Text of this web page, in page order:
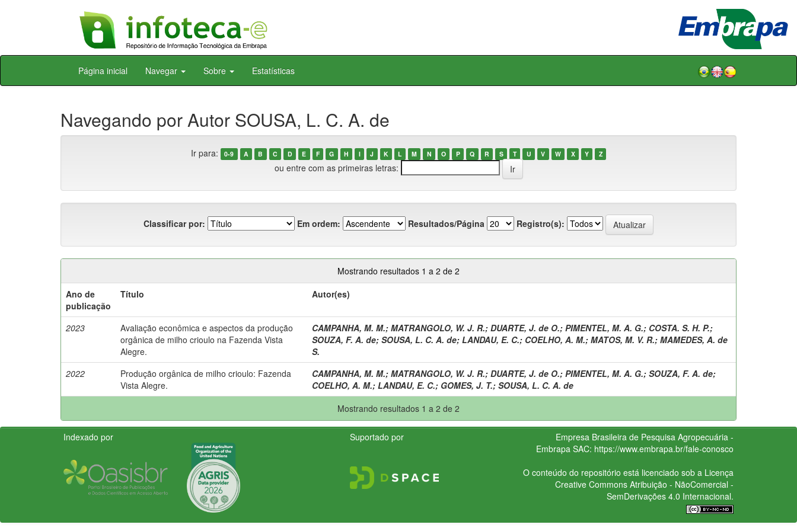
Skip
Página inicial Navegar Sobre Estatísticas
Navegando por Autor SOUSA, L. C. A. de
Ir para: 0-9 A B C D E F G H I J K L M N O P Q R S T U V W X Y Z
ou entre com as primeiras letras:
Classificar por: Em ordem: Resultados/Página Registro(s):
Mostrando resultados 1 a 2 de 2
Ano de
publicação
Título Autor(es)
2023
Avaliação econômica e aspectos da produção
orgânica de milho crioulo na Fazenda Vista
Alegre.
CAMPANHA, M. M.; MATRANGOLO, W. J. R.; DUARTE, J. de O.; PIMENTEL, M. A. G.; COSTA. S. H. P.;
SOUZA, F. A. de; SOUSA, L. C. A. de; LANDAU, E. C.; COELHO, A. M.; MATOS, M. V. R.; MAMEDES, A. de
S.
2022
Produção orgânica de milho crioulo: Fazenda
Vista Alegre.
CAMPANHA, M. M.; MATRANGOLO, W. J. R.; DUARTE, J. de O.; PIMENTEL, M. A. G.; SOUZA, F. A. de;
COELHO, A. M.; LANDAU, E. C.; GOMES, J. T.; SOUSA, L. C. A. de
Mostrando resultados 1 a 2 de 2
Indexado por Suportado por
Empresa Brasileira de Pesquisa Agropecuária -
Embrapa SAC: https://www.embrapa.br/fale-conosco
O conteúdo do repositório está licenciado sob a Licença
Creative CommonsAtribuição - NãoComercial -
SemDerivações 4.0 Internacional.